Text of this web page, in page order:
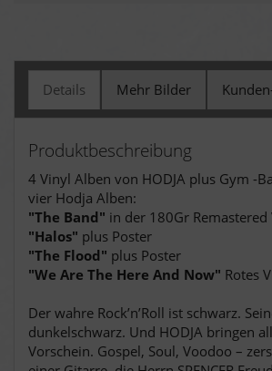
Details Mehr Bilder
Produktbeschreibung
4 Vinyl Alben von HODJA plus Gym -
vier Hodja Alben:
"The Band" in der 180Gr Remastered
"Halos" plus Poster
"The Flood" plus Poster
"We Are The Here And Now" Rotes
Der wahre Rock’n’Roll ist schwarz.
dunkelschwarz. Und HODJA bringen
Vorschein. Gospel, Soul, Voodoo –